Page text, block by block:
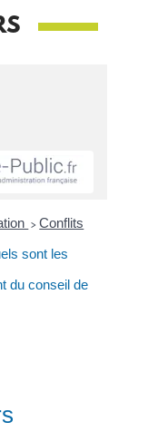
> Conflits
sont les
du conseil de